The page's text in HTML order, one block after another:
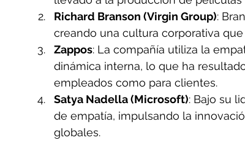
Richard Branson (Virgin Group):
creando una cultura corporativa
Zappos: La compañía utiliza la
dinámica interna, lo que ha
empleados como para clientes.
Satya Nadella (Microsoft): Bajo su
de empatía, impulsando la
globales.